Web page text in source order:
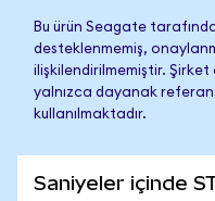
Bu ürün Seagate
desteklenmemiş,
ilişkilendirilmemiştir.
yalnızca dayanak
kullanılmaktadır.
Saniyeler içinde